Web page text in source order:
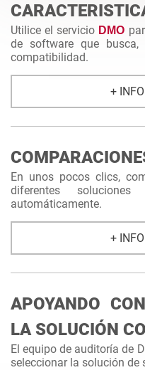
Utilice el servicio DMO
de software que
compatibilidad.
+
En unos pocos clics,
diferentes
automáticamente.
+
APOYANDO
LA SOLUCIÓN
El equipo de auditoría de
seleccionar la solución de